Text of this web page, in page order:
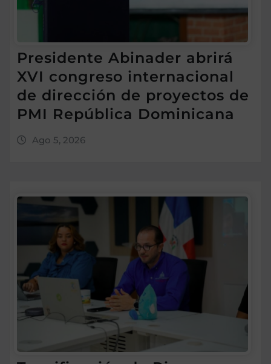
Presidente Abinader abrirá
XVI congreso internacional
de dirección de proyectos de
PMI República Dominicana
Ago 5, 2026